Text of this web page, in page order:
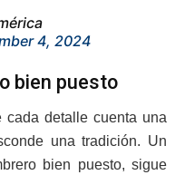
4, 2024
bien puesto
detalle cuenta una
una tradición. Un
bien puesto, sigue